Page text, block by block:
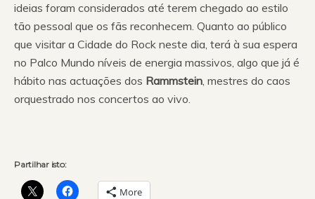
ideias foram considerados até terem chegado ao estilo
tão pessoal que os fãs reconhecem. Quanto ao público
que visitar a Cidade do Rock neste dia, terá à sua espera
no Palco Mundo níveis de energia massivos, algo que já é
hábito nas actuações dos Rammstein, mestres do caos
orquestrado nos concertos ao vivo.
Partilhar isto:
More